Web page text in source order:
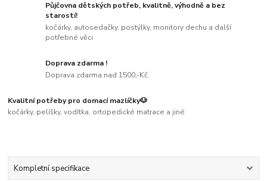
Půjčovna dětských potřeb, kvalitně, výhodně a bez
starostí!
kočárky, autosedačky, postýlky, monitory dechu a další
potřebné věci
Doprava zdarma !
Doprava zdarma nad 1500,-Kč.
Kvalitní potřeby pro domací mazlíčky🐶
kočárky, pelíšky, vodítka, ortopedické matrace a jiné
Kompletní specifikace